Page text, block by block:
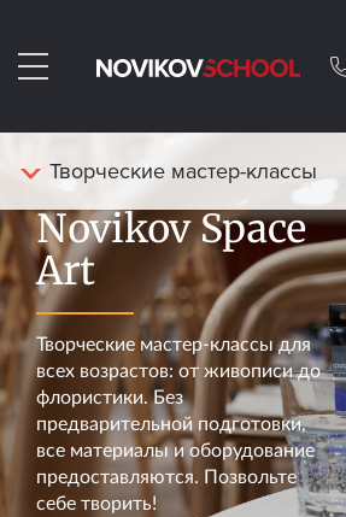
Творческие мастер-классы
Novikov Space
Art
Творческие мастер-классы для
всех возрастов: от живописи до
флористики. Без
предварительной подготовки,
все материалы и оборудование
предоставляются. Позвольте
себе творить!